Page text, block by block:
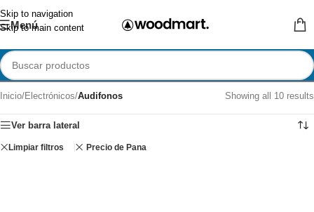
Skip to navigation
Skip to main content
Menú
Inicio/Electrónicos/Audifonos Showing all 10 results
Ver barra lateral
Limpiar filtros Precio de Pana